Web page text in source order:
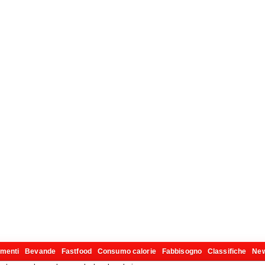
Bevande Fastfood Consumo calorie Fabbisogno Classifiche